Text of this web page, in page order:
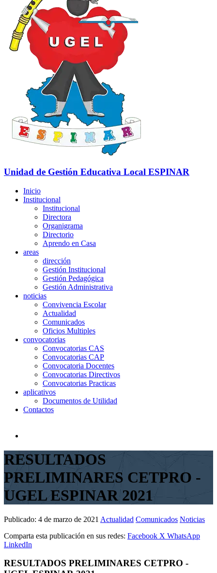
Unidad de Gestión Educativa Local ESPINAR
Inicio
Institucional
Institucional
Directora
Organigrama
Directorio
Aprendo en Casa
areas
dirección
Gestión Institucional
Gestión Pedagógica
Gestión Administrativa
noticias
Convivencia Escolar
Actualidad
Comunicados
Oficios Multiples
convocatorias
Convocatorias CAS
Convocatorias CAP
Convocatoria Docentes
Convocatorias Directivos
Convocatorias Practicas
aplicativos
Documentos de Utilidad
Contactos
RESULTADOS
PRELIMINARES CETPRO -
UGEL ESPINAR 2021
Publicado: 4 de marzo de 2021 Actualidad Comunicados Noticias
Comparta esta publicación en sus redes: Facebook X WhatsApp
LinkedIn
RESULTADOS PRELIMINARES CETPRO -